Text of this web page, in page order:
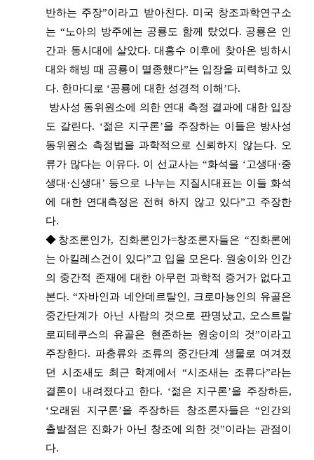
반하는 주장”이라고 받아친다. 미국 창조과학연구소
는 “노아의 방주에는 공룡도 함께 탔었다. 공룡은 인
간과 동시대에 살았다. 대홍수 이후에 찾아온 빙하시
대와 해빙 때 공룡이 멸종했다”는 입장을 피력하고 있
다. 한마디로 ‘공룡에 대한 성경적 이해’다.
방사성 동위원소에 의한 연대 측정 결과에 대한 입장
도 갈린다. ‘젊은 지구론’을 주장하는 이들은 방사성
동위원소 측정법을 과학적으로 신뢰하지 않는다. 오
류가 많다는 이유다. 이 선교사는 “화석을 ‘고생대·중
생대·신생대’ 등으로 나누는 지질시대표는 이들 화석
에 대한 연대측정은 전혀 하지 않고 있다”고 주장한
다.
◆창조론인가, 진화론인가=창조론자들은 “진화론에
는 아킬레스건이 있다”고 입을 모은다. 원숭이와 인간
의 중간적 존재에 대한 아무런 과학적 증거가 없다고
본다. “자바인과 네안데르탈인, 크로마뇽인의 유골은
중간단계가 아닌 사람의 것으로 판명났고, 오스트랄
로피테쿠스의 유골은 현존하는 원숭이의 것”이라고
주장한다. 파충류와 조류의 중간단계 생물로 여겨졌
던 시조새도 최근 학계에서 “시조새는 조류다”라는
결론이 내려졌다고 한다. ‘젊은 지구론’을 주장하든,
‘오래된 지구론’을 주장하든 창조론자들은 “인간의
출발점은 진화가 아닌 창조에 의한 것”이라는 관점이
다.